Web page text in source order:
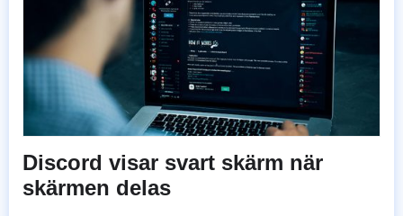
Discord visar svart skärm när
skärmen delas